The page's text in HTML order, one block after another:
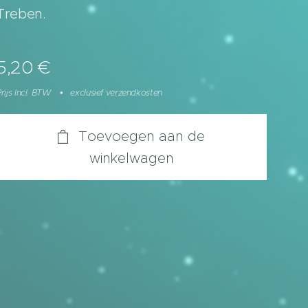
€
Incl. BTW exclusief verzendkosten
Toevoegen aan de
winkelwagen